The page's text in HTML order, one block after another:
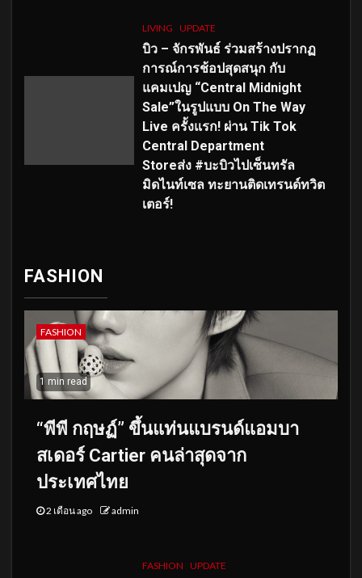
LIVING UPDATE
บิว – จักรพันธ์ ร่วมสร้างปรากฏ
การณ์การช้อปสุดสนุก กับ
แคมเปญ “Central Midnight
Sale”ในรูปแบบ On The Way
Live ครั้งแรก! ผ่าน Tik Tok
Central Department
Storeส่ง #บะบิวไปเซ็นทรัล
มิดไนท์เซล ทะยานติดเทรนด์ทวิต
เตอร์!
FASHION
FASHION
1 min read
“พีพี กฤษฏ์” ขึ้นแท่นแบรนด์แอมบา
สเดอร์ Cartier คนล่าสุดจาก
ประเทศไทย
2 เดือน ago admin
FASHION UPDATE